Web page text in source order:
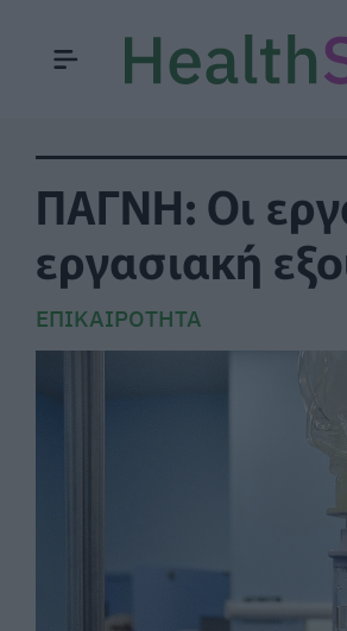
ΠΑΓΝΗ: Οι
εργασιακή
ΕΠΙΚΑΙΡΌΤΗΤΑ